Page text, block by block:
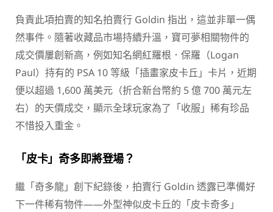
負責此項拍賣的知名拍賣行 Goldin 指出，這並非單一偶
然事件。隨著收藏品市場持續升溫，寶可夢相關物件的
成交價屢創新高，例如知名網紅羅根．保羅（Logan
Paul）持有的 PSA 10 等級「插畫家皮卡丘」卡片，近期
便以超過 1,600 萬美元（折合新台幣約 5 億 700 萬元左
右）的天價成交，顯示全球玩家為了「收服」稀有珍品
不惜投入重金。
「皮卡」奇多即將登場？
繼「奇多龍」創下紀錄後，拍賣行 Goldin 透露已準備好
下一件稀有物件——外型神似皮卡丘的「皮卡奇多」